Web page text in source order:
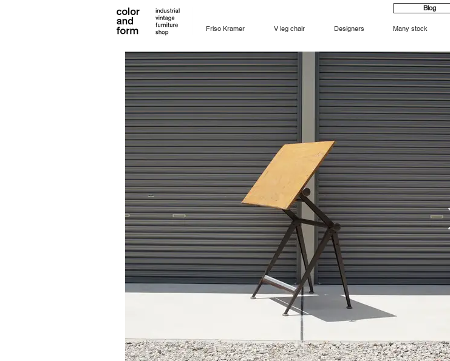
Friso Kramer V leg chair Designers Many stock
Blog